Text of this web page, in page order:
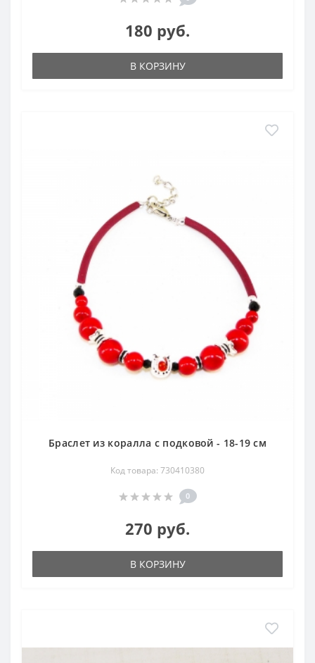
180 руб.
В КОРЗИНУ
Браслет из коралла с подковой - 18-19 см
Код товара: 730410380
0
270 руб.
В КОРЗИНУ